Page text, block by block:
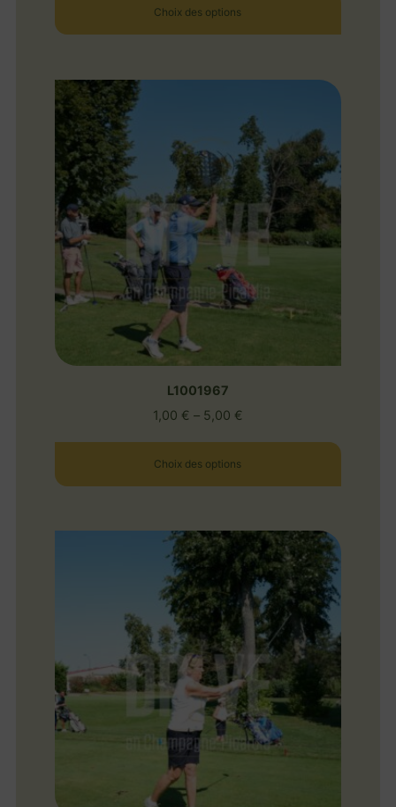
Choix des options
L1001967
1,00 € – 5,00 €
Choix des options